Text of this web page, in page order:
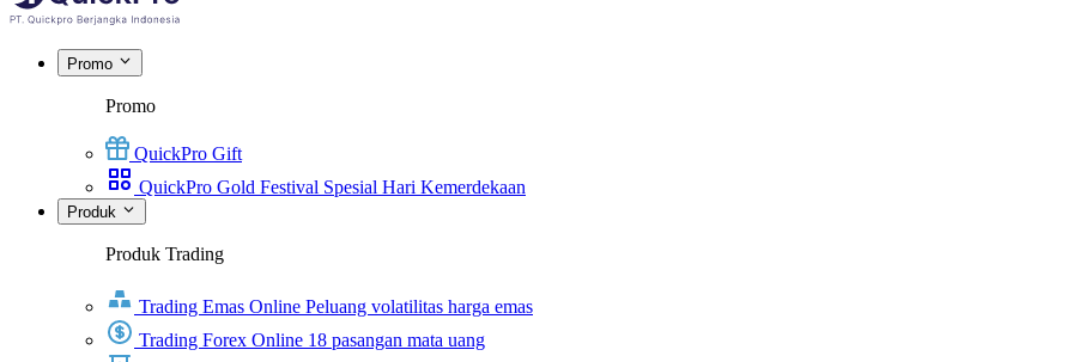
Promo
Promo
QuickPro Gift
QuickPro Gold Festival Spesial Hari Kemerdekaan
Produk
Produk Trading
Trading Emas Online Peluang volatilitas harga emas
Trading Forex Online 18 pasangan mata uang